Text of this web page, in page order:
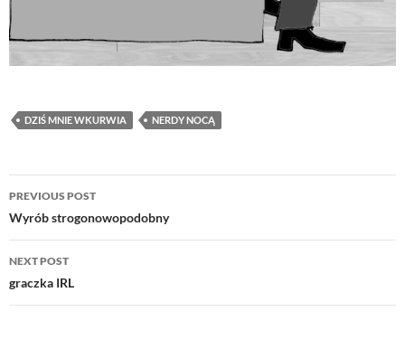
DZIŚ MNIE WKURWIA NERDY NOCĄ
Post
navigation
PREVIOUS POST
Wyrób strogonowopodobny
NEXT POST
graczka IRL